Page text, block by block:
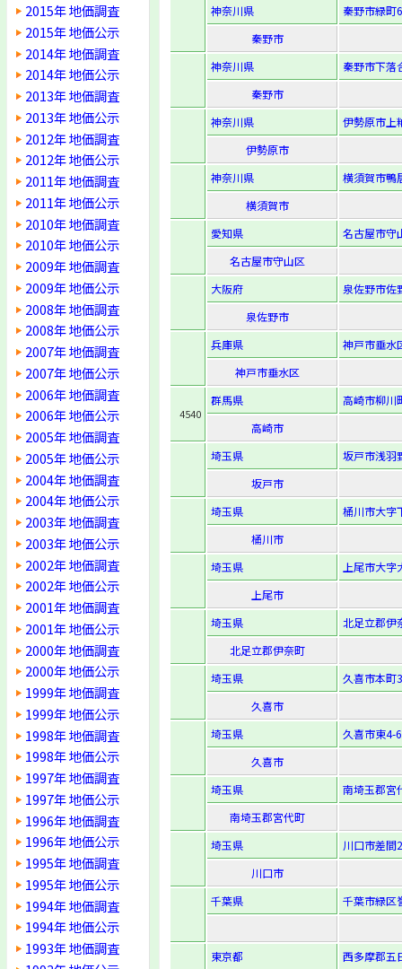
2015年 地価調査
2015年 地価公示
2014年 地価調査
2014年 地価公示
2013年 地価調査
2013年 地価公示
2012年 地価調査
2012年 地価公示
2011年 地価調査
2011年 地価公示
2010年 地価調査
2010年 地価公示
2009年 地価調査
2009年 地価公示
2008年 地価調査
2008年 地価公示
2007年 地価調査
2007年 地価公示
2006年 地価調査
2006年 地価公示
2005年 地価調査
2005年 地価公示
2004年 地価調査
2004年 地価公示
2003年 地価調査
2003年 地価公示
2002年 地価調査
2002年 地価公示
2001年 地価調査
2001年 地価公示
2000年 地価調査
2000年 地価公示
1999年 地価調査
1999年 地価公示
1998年 地価調査
1998年 地価公示
1997年 地価調査
1997年 地価公示
1996年 地価調査
1996年 地価公示
1995年 地価調査
1995年 地価公示
1994年 地価調査
1994年 地価公示
1993年 地価調査
神奈川県
秦野市緑町
秦野市
神奈川県
秦野市下落
秦野市
神奈川県
伊勢原市上
伊勢原市
神奈川県
横須賀市鴨
横須賀市
愛知県
名古屋市守
名古屋市守山区
大阪府
泉佐野市佐
泉佐野市
兵庫県
神戸市垂水
神戸市垂水区
4540
群馬県
高崎市柳川
高崎市
埼玉県
坂戸市浅羽
坂戸市
埼玉県
桶川市大字
桶川市
埼玉県
上尾市大
上尾市
埼玉県
北足立郡伊
北足立郡伊奈町
埼玉県
久喜市本町
久喜市
埼玉県
久喜市東4-
久喜市
埼玉県
南埼玉郡宮
南埼玉郡宮代町
埼玉県
川口市差間
川口市
千葉県
千葉市緑区
東京都 西多摩郡五